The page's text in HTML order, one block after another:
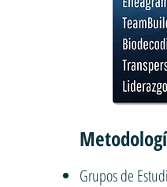
Grupos de